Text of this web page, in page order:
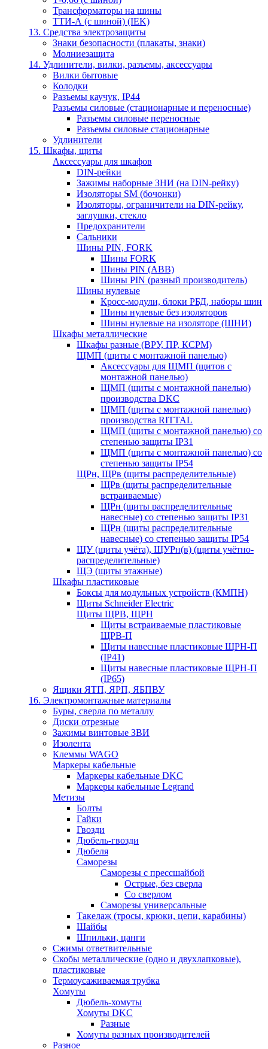
Трансформаторы на шины
ТТИ-А (с шиной) (IEK)
13. Средства электрозащиты
Знаки безопасности (плакаты, знаки)
Молниезащита
14. Удлинители, вилки, разъемы, аксессуары
Вилки бытовые
Колодки
Разъемы каучук, IP44
Разъемы силовые (стационарные и переносные)
Разъемы силовые переносные
Разъемы силовые стационарные
Удлинители
15. Шкафы, щиты
Аксессуары для шкафов
DIN-рейки
Зажимы наборные ЗНИ (на DIN-рейку)
Изоляторы SM (бочонки)
Изоляторы, ограничители на DIN-рейку,
заглушки, стекло
Предохранители
Сальники
Шины PIN, FORK
Шины FORK
Шины PIN (АВВ)
Шины PIN (разный производитель)
Шины нулевые
Кросс-модули, блоки РБД, наборы шин
Шины нулевые без изоляторов
Шины нулевые на изоляторе (ШНИ)
Шкафы металлические
Шкафы разные (ВРУ, ПР, КСРМ)
ЩМП (щиты с монтажной панелью)
Аксессуары для ЩМП (щитов с
монтажной панелью)
ЩМП (щиты с монтажной панелью)
производства DKC
ЩМП (щиты с монтажной панелью)
производства RITTAL
ЩМП (щиты с монтажной панелью) со
степенью защиты IP31
ЩМП (щиты с монтажной панелью) со
степенью защиты IP54
ЩРн, ЩРв (щиты распределительные)
ЩРв (щиты распределительные
встраиваемые)
ЩРн (щиты распределительные
навесные) со степенью защиты IP31
ЩРн (щиты распределительные
навесные) со степенью защиты IP54
ЩУ (щиты учёта), ЩУРн(в) (щиты учётно-
распределительные)
ЩЭ (щиты этажные)
Шкафы пластиковые
Боксы для модульных устройств (КМПН)
Щиты Schneider Electric
Щиты ЩРВ, ЩРН
Щиты встраиваемые пластиковые
ЩРВ-П
Щиты навесные пластиковые ЩРН-П
(IP41)
Щиты навесные пластиковые ЩРН-П
(IP65)
Ящики ЯТП, ЯРП, ЯБПВУ
16. Электромонтажные материалы
Буры, сверла по металлу
Диски отрезные
Зажимы винтовые ЗВИ
Изолента
Клеммы WAGO
Маркеры кабельные
Маркеры кабельные DKC
Маркеры кабельные Legrand
Метизы
Болты
Гайки
Гвозди
Дюбель-гвозди
Дюбеля
Саморезы
Саморезы с прессшайбой
Острые, без сверла
Со сверлом
Саморезы универсальные
Такелаж (тросы, крюки, цепи, карабины)
Шайбы
Шпильки, цанги
Сжимы ответвительные
Скобы металлические (одно и двухлапковые),
пластиковые
Термоусаживаемая трубка
Хомуты
Дюбель-хомуты
Хомуты DKC
Разные
Хомуты разных производителей
Разное